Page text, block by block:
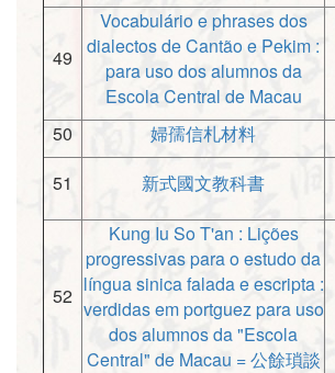
49
Vocabulário e phrases dos
dialectos de Cantão e Pekim :
para uso dos alumnos da
Escola Central de Macau
50 婦孺信札材料
51
新式國文教科書
52
Kung Iu So T'an : Lições
progressivas para o estudo da
língua sinica falada e escripta :
verdidas em portguez para uso
dos alumnos da "Escola
Central" de Macau = 公餘瑣談